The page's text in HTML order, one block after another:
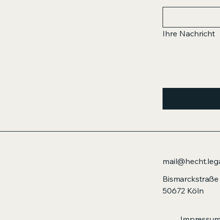
Ihre Nachricht
Bismarckstraße
50672 Köln